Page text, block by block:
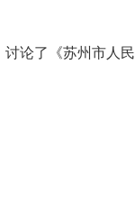
论了《苏州市人